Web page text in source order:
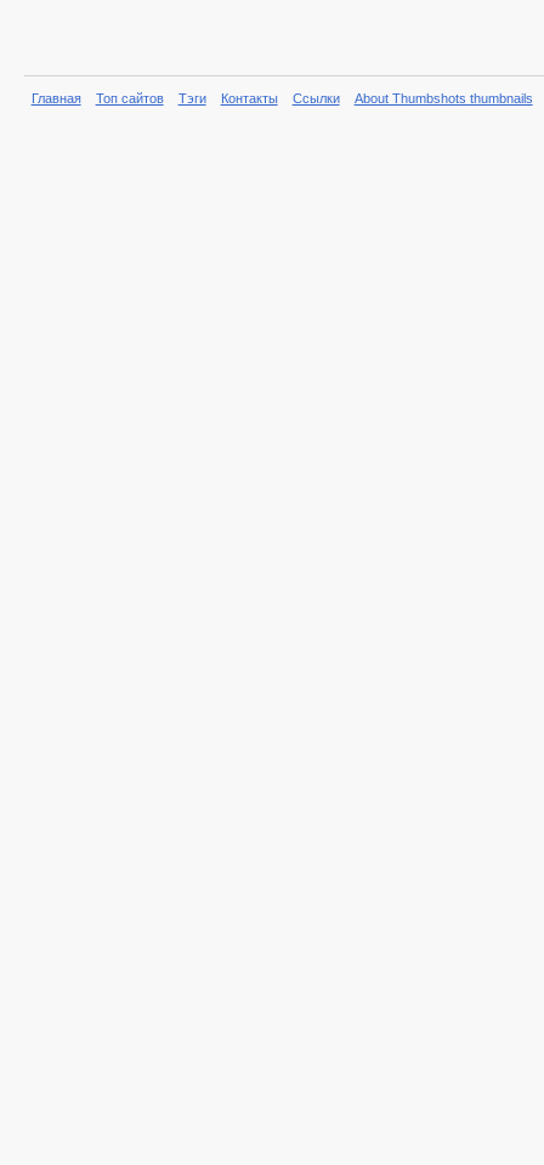
Главная Топ сайтов Тэги Контакты Ссылки About Thumbshots thumbnails